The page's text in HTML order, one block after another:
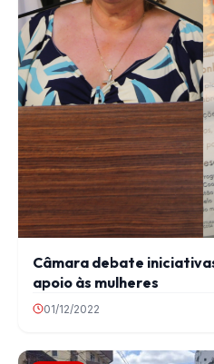
Câmara debate
apoio às mulheres
01/12/2022